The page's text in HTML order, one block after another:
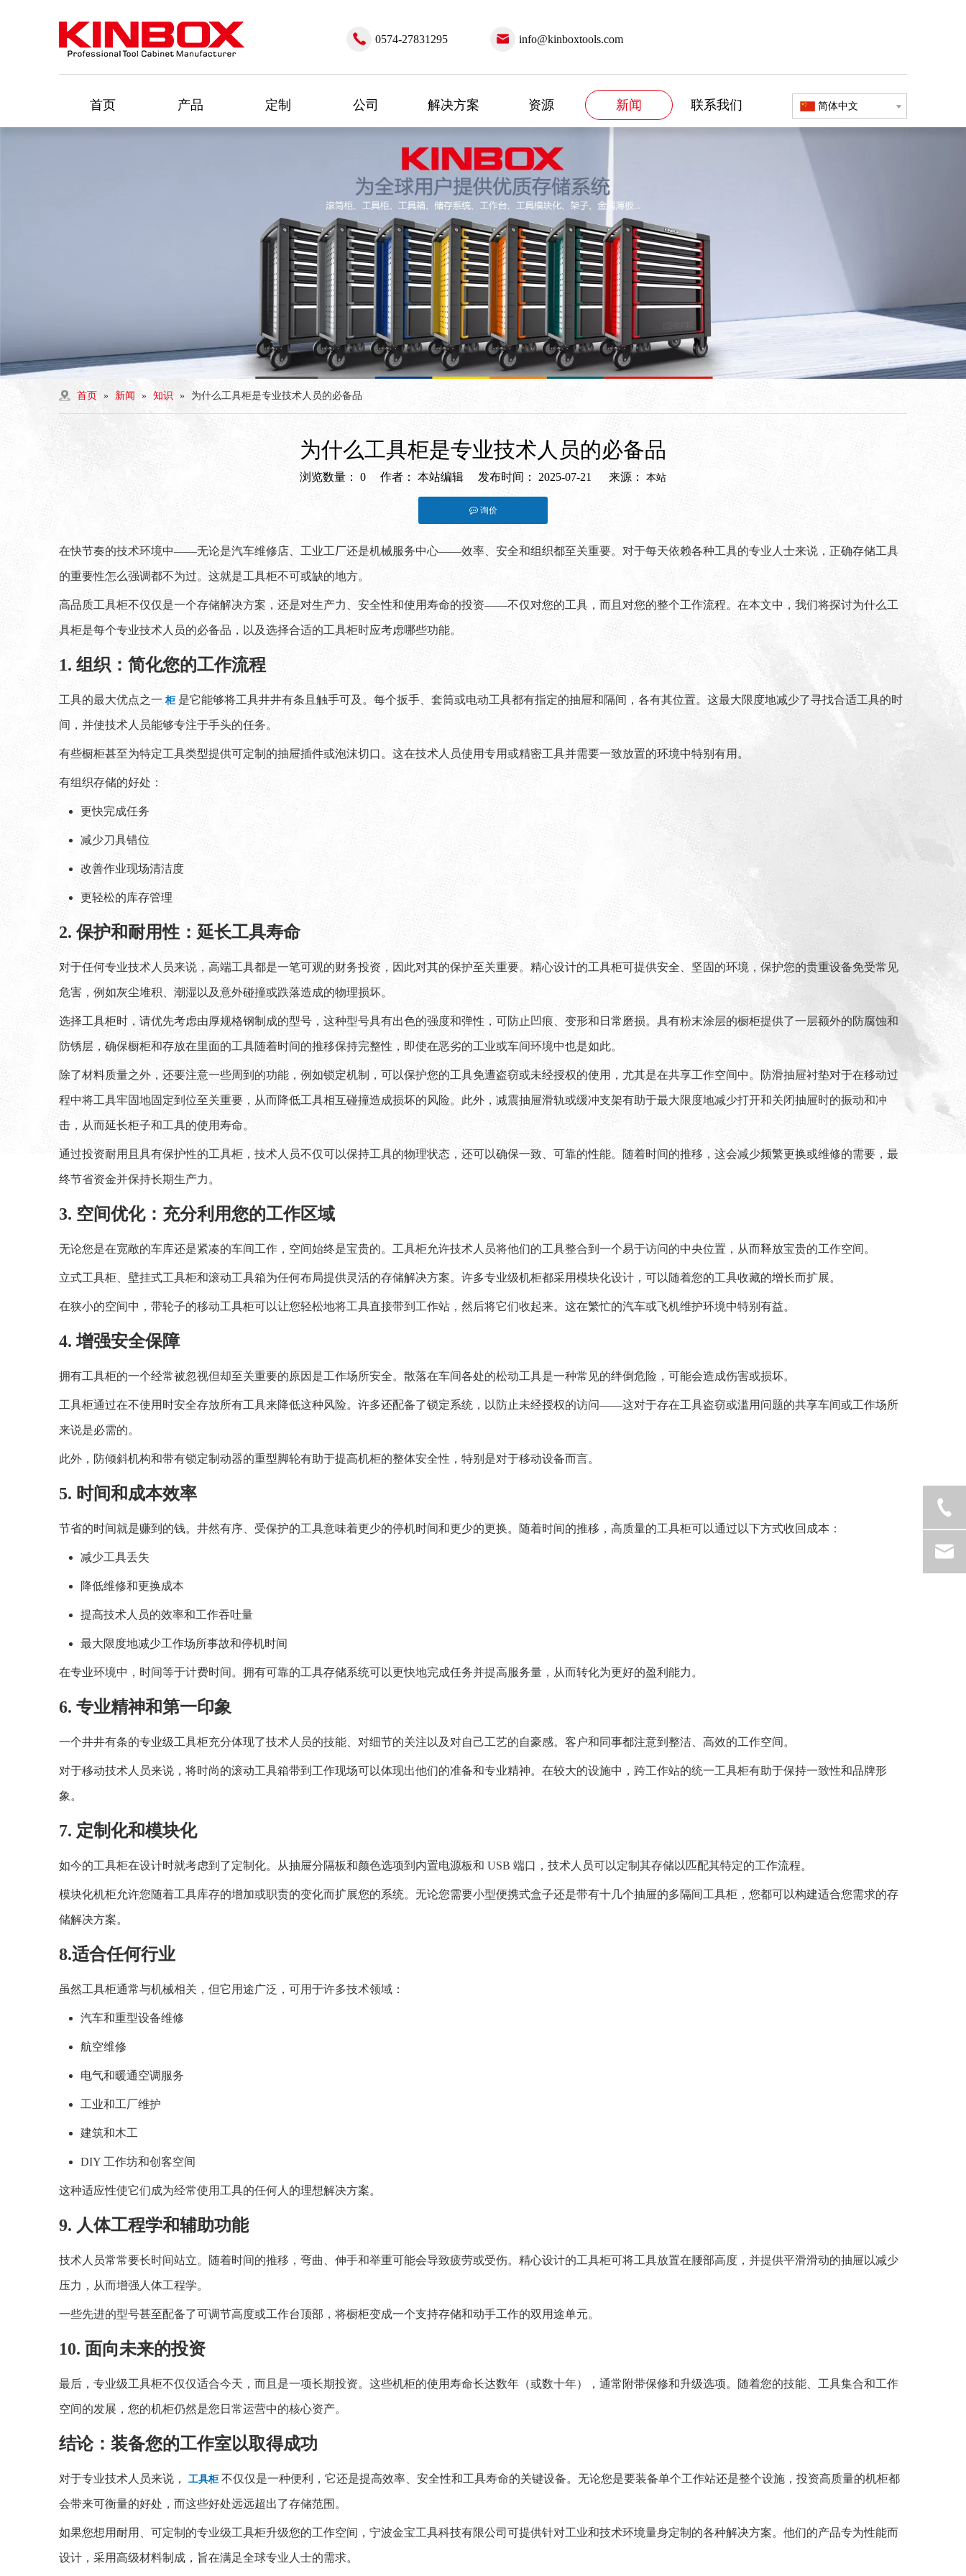
0574-27831295 info@kinboxtools.com
首页 产品 定制 公司 解决方案 资源 新闻 联系我们 简体中文
首页 » 新闻 » 知识 » 为什么工具柜是专业技术人员的必备品
为什么工具柜是专业技术人员的必备品
浏览数量： 0 作者： 本站编辑 发布时间： 2025-07-21 来源： 本站
询价
["facebook","twitter","line","wechat","linkedin","pinterest","whatsapp"]
在快节奏的技术环境中——无论是汽车维修店、工业工厂还是机械服务中心——效率、安全和组织都至关重要。对于每天依赖各种工具的专业人士来说，正确存储工具
的重要性怎么强调都不为过。这就是工具柜不可或缺的地方。
高品质工具柜不仅仅是一个存储解决方案，还是对生产力、安全性和使用寿命的投资——不仅对您的工具，而且对您的整个工作流程。在本文中，我们将探讨为什么工
具柜是每个专业技术人员的必备品，以及选择合适的工具柜时应考虑哪些功能。
1. 组织：简化您的工作流程
工具的最大优点之一 柜是它能够将工具井井有条且触手可及。每个扳手、套筒或电动工具都有指定的抽屉和隔间，各有其位置。这最大限度地减少了寻找合适工具的时
间，并使技术人员能够专注于手头的任务。
有些橱柜甚至为特定工具类型提供可定制的抽屉插件或泡沫切口。这在技术人员使用专用或精密工具并需要一致放置的环境中特别有用。
有组织存储的好处：
更快完成任务
减少刀具错位
改善作业现场清洁度
更轻松的库存管理
2. 保护和耐用性：延长工具寿命
对于任何专业技术人员来说，高端工具都是一笔可观的财务投资，因此对其的保护至关重要。精心设计的工具柜可提供安全、坚固的环境，保护您的贵重设备免受常见
危害，例如灰尘堆积、潮湿以及意外碰撞或跌落造成的物理损坏。
选择工具柜时，请优先考虑由厚规格钢制成的型号，这种型号具有出色的强度和弹性，可防止凹痕、变形和日常磨损。具有粉末涂层的橱柜提供了一层额外的防腐蚀和
防锈层，确保橱柜和存放在里面的工具随着时间的推移保持完整性，即使在恶劣的工业或车间环境中也是如此。
除了材料质量之外，还要注意一些周到的功能，例如锁定机制，可以保护您的工具免遭盗窃或未经授权的使用，尤其是在共享工作空间中。防滑抽屉衬垫对于在移动过
程中将工具牢固地固定到位至关重要，从而降低工具相互碰撞造成损坏的风险。此外，减震抽屉滑轨或缓冲支架有助于最大限度地减少打开和关闭抽屉时的振动和冲
击，从而延长柜子和工具的使用寿命。
通过投资耐用且具有保护性的工具柜，技术人员不仅可以保持工具的物理状态，还可以确保一致、可靠的性能。随着时间的推移，这会减少频繁更换或维修的需要，最
终节省资金并保持长期生产力。
3. 空间优化：充分利用您的工作区域
无论您是在宽敞的车库还是紧凑的车间工作，空间始终是宝贵的。工具柜允许技术人员将他们的工具整合到一个易于访问的中央位置，从而释放宝贵的工作空间。
立式工具柜、壁挂式工具柜和滚动工具箱为任何布局提供灵活的存储解决方案。许多专业级机柜都采用模块化设计，可以随着您的工具收藏的增长而扩展。
在狭小的空间中，带轮子的移动工具柜可以让您轻松地将工具直接带到工作站，然后将它们收起来。这在繁忙的汽车或飞机维护环境中特别有益。
4. 增强安全保障
拥有工具柜的一个经常被忽视但却至关重要的原因是工作场所安全。散落在车间各处的松动工具是一种常见的绊倒危险，可能会造成伤害或损坏。
工具柜通过在不使用时安全存放所有工具来降低这种风险。许多还配备了锁定系统，以防止未经授权的访问——这对于存在工具盗窃或滥用问题的共享车间或工作场所
来说是必需的。
此外，防倾斜机构和带有锁定制动器的重型脚轮有助于提高机柜的整体安全性，特别是对于移动设备而言。
5. 时间和成本效率
节省的时间就是赚到的钱。井然有序、受保护的工具意味着更少的停机时间和更少的更换。随着时间的推移，高质量的工具柜可以通过以下方式收回成本：
减少工具丢失
降低维修和更换成本
提高技术人员的效率和工作吞吐量
最大限度地减少工作场所事故和停机时间
在专业环境中，时间等于计费时间。拥有可靠的工具存储系统可以更快地完成任务并提高服务量，从而转化为更好的盈利能力。
6. 专业精神和第一印象
一个井井有条的专业级工具柜充分体现了技术人员的技能、对细节的关注以及对自己工艺的自豪感。客户和同事都注意到整洁、高效的工作空间。
对于移动技术人员来说，将时尚的滚动工具箱带到工作现场可以体现出他们的准备和专业精神。在较大的设施中，跨工作站的统一工具柜有助于保持一致性和品牌形
象。
7. 定制化和模块化
如今的工具柜在设计时就考虑到了定制化。从抽屉分隔板和颜色选项到内置电源板和 USB 端口，技术人员可以定制其存储以匹配其特定的工作流程。
模块化机柜允许您随着工具库存的增加或职责的变化而扩展您的系统。无论您需要小型便携式盒子还是带有十几个抽屉的多隔间工具柜，您都可以构建适合您需求的存
储解决方案。
8.适合任何行业
虽然工具柜通常与机械相关，但它用途广泛，可用于许多技术领域：
汽车和重型设备维修
航空维修
电气和暖通空调服务
工业和工厂维护
建筑和木工
DIY 工作坊和创客空间
这种适应性使它们成为经常使用工具的任何人的理想解决方案。
9. 人体工程学和辅助功能
技术人员常常要长时间站立。随着时间的推移，弯曲、伸手和举重可能会导致疲劳或受伤。精心设计的工具柜可将工具放置在腰部高度，并提供平滑滑动的抽屉以减少
压力，从而增强人体工程学。
一些先进的型号甚至配备了可调节高度或工作台顶部，将橱柜变成一个支持存储和动手工作的双用途单元。
10. 面向未来的投资
最后，专业级工具柜不仅仅适合今天，而且是一项长期投资。这些机柜的使用寿命长达数年（或数十年），通常附带保修和升级选项。随着您的技能、工具集合和工作
空间的发展，您的机柜仍然是您日常运营中的核心资产。
结论：装备您的工作室以取得成功
对于专业技术人员来说， 工具柜不仅仅是一种便利，它还是提高效率、安全性和工具寿命的关键设备。无论您是要装备单个工作站还是整个设施，投资高质量的机柜都
会带来可衡量的好处，而这些好处远远超出了存储范围。
如果您想用耐用、可定制的专业级工具柜升级您的工作空间，宁波金宝工具科技有限公司可提供针对工业和技术环境量身定制的各种解决方案。他们的产品专为性能而
设计，采用高级材料制成，旨在满足全球专业人士的需求。